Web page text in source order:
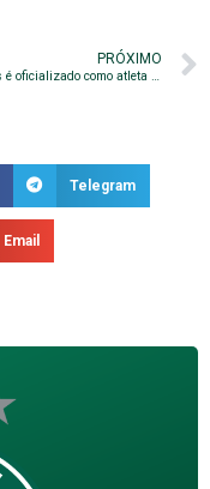
PRÓXIMO
Fernandes é oficializado como atleta do Guarani
Telegram
Email